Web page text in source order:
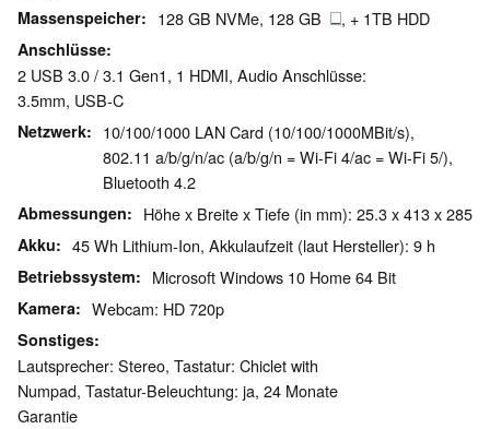
Massenspeicher 128 GB NVMe, 128 GB , + 1TB HDD
Anschlüsse
2 USB 3.0 / 3.1 Gen1, 1 HDMI, Audio Anschlüsse:
3.5mm, USB-C
Netzwerk
10/100/1000 LAN Card (10/100/1000MBit/s),
802.11 a/b/g/n/ac (a/b/g/n = Wi-Fi 4/ac = Wi-Fi 5/),
Bluetooth 4.2
Abmessungen Höhe x Breite x Tiefe (in mm): 25.3 x 413 x 285
Akku 45 Wh Lithium-Ion, Akkulaufzeit (laut Hersteller): 9 h
Betriebssystem Microsoft Windows 10 Home 64 Bit
Kamera Webcam: HD 720p
Sonstiges
Lautsprecher: Stereo, Tastatur: Chiclet with
Numpad, Tastatur-Beleuchtung: ja, 24 Monate
Garantie